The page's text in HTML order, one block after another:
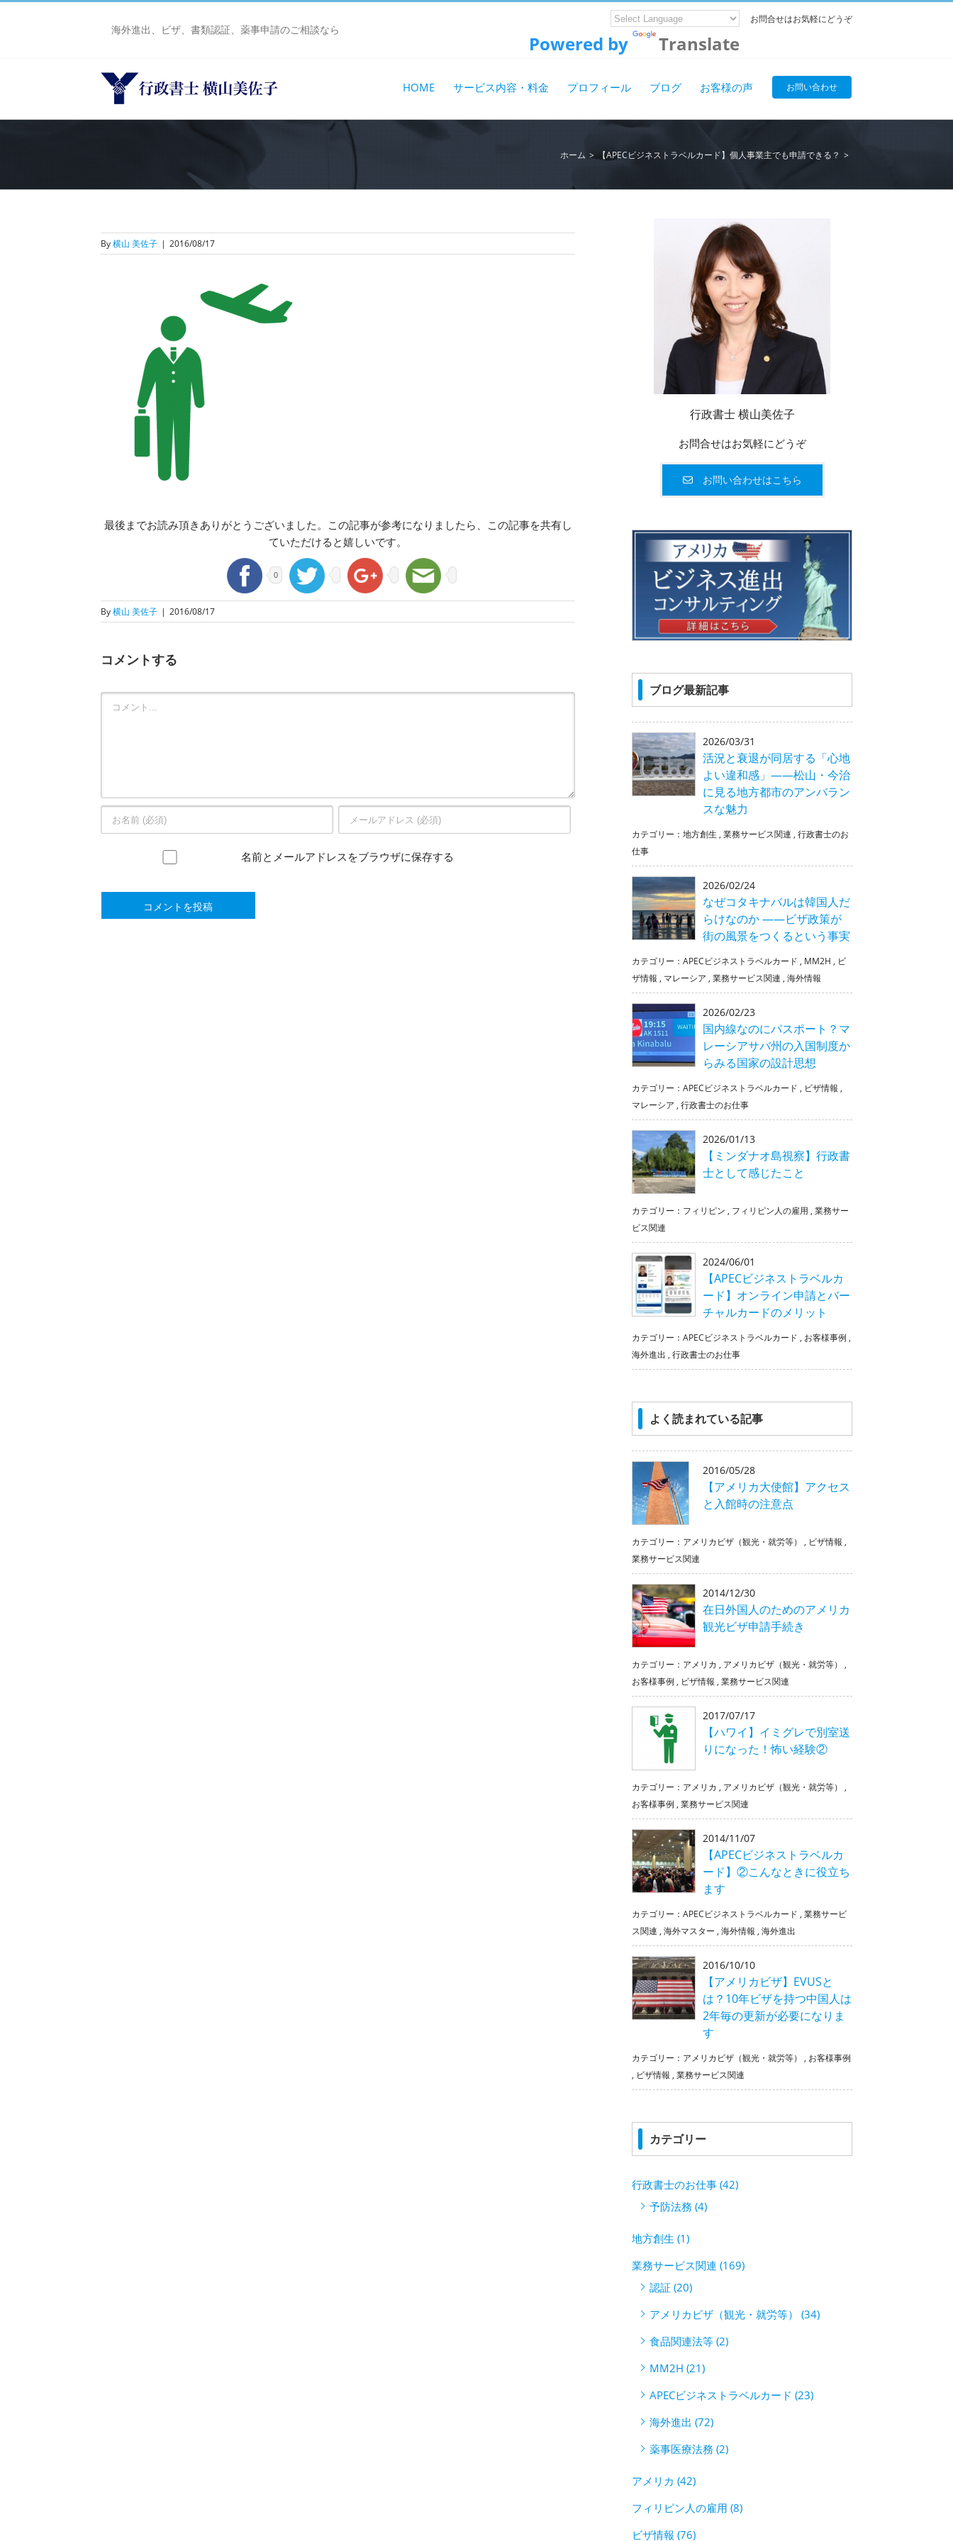
海外進出、ビザ、書類認証、薬事申請のご相談なら
お問合せはお気軽にどうぞ
Powered by Translate
HOME サービス内容・料金 プロフィール ブログ お客様の声 お問い合わせ
ホーム > 【APECビジネストラベルカード】個人事業主でも申請できる？ >
By横山 美佐子 | 2016/08/17
最後までお読み頂きありがとうございました。この記事が参考になりましたら、この記事を共有し
ていただけると嬉しいです。
0
By横山 美佐子 | 2016/08/17
コメントする
名前とメールアドレスをブラウザに保存する
行政書士 横山美佐子
お問合せはお気軽にどうぞ
お問い合わせはこちら
ブログ最新記事
2026/03/31
活況と衰退が同居する「心地
よい違和感」――松山・今治
に見る地方都市のアンバラン
スな魅力
カテゴリー：地方創生 ,業務サービス関連 ,行政書士のお
仕事
2026/02/24
なぜコタキナバルは韓国人だ
らけなのか ――ビザ政策が
街の風景をつくるという事実
カテゴリー：APECビジネストラベルカード , MM2H , ビ
ザ情報 , マレーシア ,業務サービス関連 ,海外情報
2026/02/23
国内線なのにパスポート？マ
レーシアサバ州の入国制度か
らみる国家の設計思想
カテゴリー：APECビジネストラベルカード , ビザ情報 ,
マレーシア ,行政書士のお仕事
2026/01/13
【ミンダナオ島視察】行政書
士として感じたこと
カテゴリー： フィリピン , フィリピン人の雇用 ,業務サー
ビス関連
2024/06/01
【APECビジネストラベルカ
ード】オンライン申請とバー
チャルカードのメリット
カテゴリー：APECビジネストラベルカード , お客様事例 ,
海外進出 ,行政書士のお仕事
よく読まれている記事
2016/05/28
【アメリカ大使館】アクセス
と入館時の注意点
カテゴリー： アメリカビザ（観光・就労等） , ビザ情報 ,
業務サービス関連
2014/12/30
在日外国人のためのアメリカ
観光ビザ申請手続き
カテゴリー： アメリカ , アメリカビザ（観光・就労等）
,
お客様事例 , ビザ情報 ,業務サービス関連
2017/07/17
【ハワイ】イミグレで別室送
りになった！怖い経験②
カテゴリー： アメリカ , アメリカビザ（観光・就労等）
,
お客様事例 ,業務サービス関連
2014/11/07
【APECビジネストラベルカ
ード】②こんなときに役立ち
ます
カテゴリー：APECビジネストラベルカード ,業務サービ
ス関連 ,海外マスター ,海外情報 ,海外進出
2016/10/10
【アメリカビザ】EVUSと
は？10年ビザを持つ中国人は
2年毎の更新が必要になりま
す
カテゴリー： アメリカビザ（観光・就労等） , お客様事例
, ビザ情報 ,業務サービス関連
カテゴリー
行政書士のお仕事 (42)
予防法務 (4)
地方創生 (1)
業務サービス関連 (169)
認証 (20)
アメリカビザ（観光・就労等） (34)
食品関連法等 (2)
MM2H (21)
APECビジネストラベルカード (23)
海外進出 (72)
薬事医療法務 (2)
アメリカ (42)
フィリピン人の雇用 (8)
ビザ情報 (76)